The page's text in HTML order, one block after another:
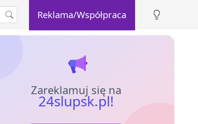
Reklama/Współpraca
Zareklamuj się na
24slupsk.pl!